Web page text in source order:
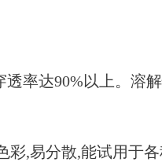
率达90%以上。
,易分散,能试用于